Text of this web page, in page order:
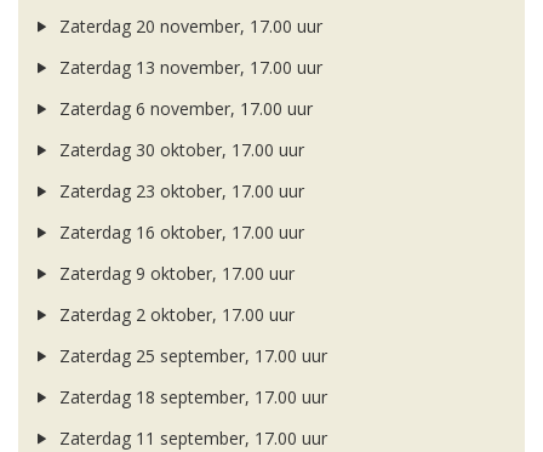
Zaterdag 20 november, 17.00 uur
Zaterdag 13 november, 17.00 uur
Zaterdag 6 november, 17.00 uur
Zaterdag 30 oktober, 17.00 uur
Zaterdag 23 oktober, 17.00 uur
Zaterdag 16 oktober, 17.00 uur
Zaterdag 9 oktober, 17.00 uur
Zaterdag 2 oktober, 17.00 uur
Zaterdag 25 september, 17.00 uur
Zaterdag 18 september, 17.00 uur
Zaterdag 11 september, 17.00 uur